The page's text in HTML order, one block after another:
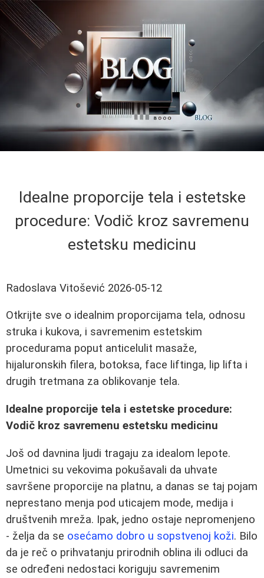
Idealne proporcije tela i estetske
procedure: Vodič kroz savremenu
estetsku medicinu
Radoslava Vitošević 2026-05-12
Otkrijte sve o idealnim proporcijama tela, odnosu
struka i kukova, i savremenim estetskim
procedurama poput anticelulit masaže,
hijaluronskih filera, botoksa, face liftinga, lip lifta i
drugih tretmana za oblikovanje tela.
Idealne proporcije tela i estetske procedure:
Vodič kroz savremenu estetsku medicinu
Još od davnina ljudi tragaju za idealom lepote.
Umetnici su vekovima pokušavali da uhvate
savršene proporcije na platnu, a danas se taj pojam
neprestano menja pod uticajem mode, medija i
društvenih mreža. Ipak, jedno ostaje nepromenjeno
- želja da se osećamo dobro u sopstvenoj koži. Bilo
da je reč o prihvatanju prirodnih oblina ili odluci da
se određeni nedostaci koriguju savremenim